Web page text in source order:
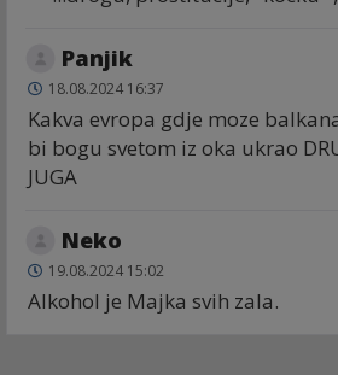
Panjik
18.08.2024 16:37
Kakva evropa gdje moze
bi bogu svetom iz oka ukrao
JUGA
Neko
19.08.2024 15:02
Alkohol je Majka svih zala.